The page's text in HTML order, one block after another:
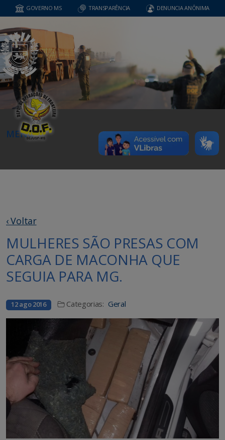
GOVERNO MS TRANSPARÊNCIA DENUNCIA ANÔNIMA
MENU
‹ Voltar
MULHERES SÃO PRESAS COM
CARGA DE MACONHA QUE
SEGUIA PARA MG.
12 ago 2016 Categorias: Geral